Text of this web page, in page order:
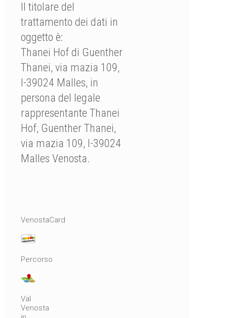
Il titolare del
trattamento dei dati in
oggetto è:
Thanei Hof di Guenther
Thanei, via mazia 109,
I-39024 Malles, in
persona del legale
rappresentante Thanei
Hof, Guenther Thanei,
via mazia 109, I-39024
Malles Venosta.
VenostaCard
Percorso
Val
Venosta